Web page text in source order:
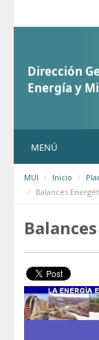
MENÚ
MUI Inicio
Balances